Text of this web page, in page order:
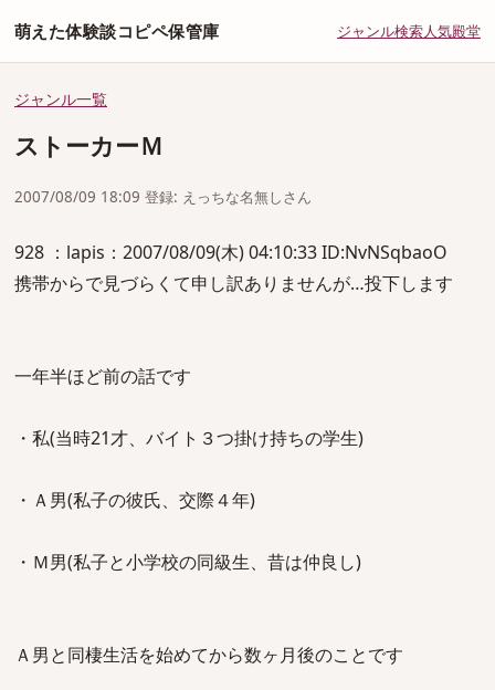
萌えた体験談コピペ保管庫 ジャンル検索人気殿堂
ジャンル一覧
ストーカーＭ
2007/08/09 18:09 登録: えっちな名無しさん
928 ：lapis：2007/08/09(木) 04:10:33 ID:NvNSqbaoO
携帯からで見づらくて申し訳ありませんが…投下します
一年半ほど前の話です
・私(当時21才、バイト３つ掛け持ちの学生)
・Ａ男(私子の彼氏、交際４年)
・Ｍ男(私子と小学校の同級生、昔は仲良し)
Ａ男と同棲生活を始めてから数ヶ月後のことです